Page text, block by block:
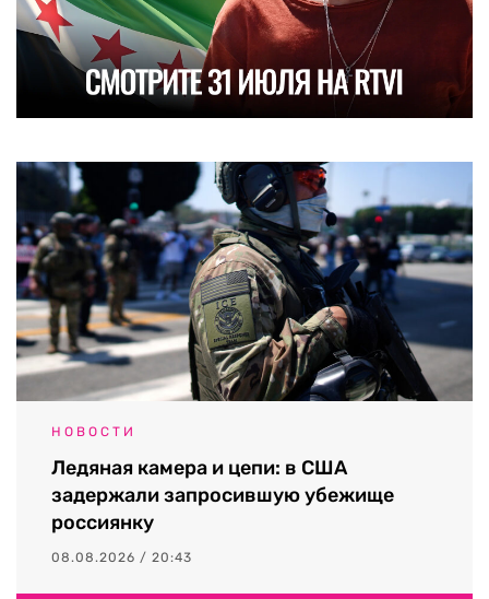
НОВОСТИ
Ледяная камера и цепи: в США
задержали запросившую убежище
россиянку
08.08.2026 / 20:43